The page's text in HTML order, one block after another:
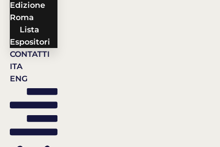
Edizione
Roma
Lista
Espositori
CONTATTI
ITA
ENG